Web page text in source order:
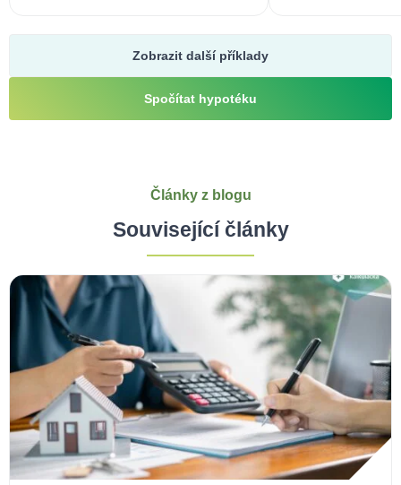
Zobrazit další příklady
Spočítat hypotéku
Články z blogu
Související články